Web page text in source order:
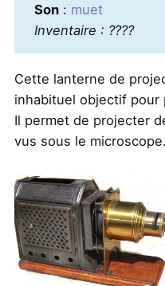
Son: muet
Inventaire : ????
Cette lanterne de
inhabituel objectif pour
Il permet de projecter
vus sous le microscope.